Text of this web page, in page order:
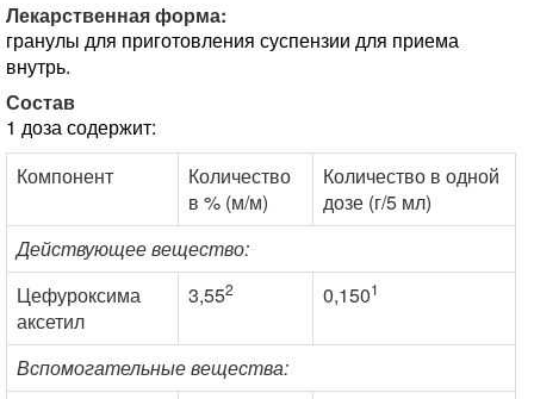
Лекарственная форма:
гранулы для приготовления суспензии для приема
внутрь.
Состав
1 доза содержит:
Компонент
Количество
в % (м/м)
Количество в одной
дозе (г/5 мл)
Действующее вещество:
Цефуроксима
аксетил
3,552 0,1501
Вспомогательные вещества: